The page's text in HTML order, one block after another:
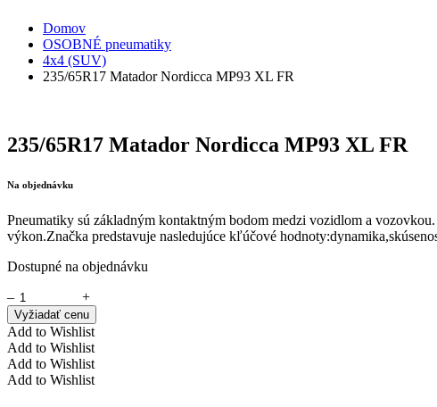
Domov
OSOBNÉ pneumatiky
4x4 (SUV)
235/65R17 Matador Nordicca MP93 XL FR
235/65R17 Matador Nordicca MP93 XL FR
Na objednávku
Pneumatiky sú základným kontaktným bodom medzi vozidlom a
výkon.Značka predstavuje nasledujúce kľúčové
Dostupné na objednávku
–
+
Vyžiadať cenu
Add to Wishlist
Add to Wishlist
Add to Wishlist
Add to Wishlist